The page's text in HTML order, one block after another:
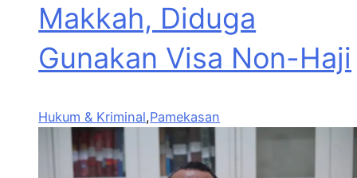
Makkah, Diduga
Gunakan Visa Non-Haji
Hukum & Kriminal,Pamekasan